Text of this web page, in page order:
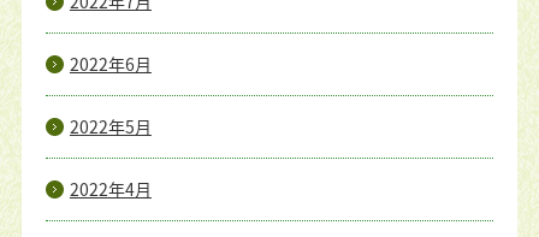
2022年6月
2022年5月
2022年4月